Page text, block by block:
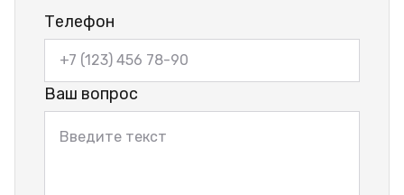
Телефон
Ваш вопрос